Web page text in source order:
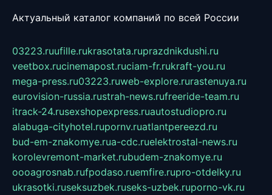
Актуальный каталог компаний по всей России
03223.ruufille.rukrasotata.ruprazdnikdushi.ru
veetbox.rucinemapost.ruciam-fr.rukraft-you.ru
mega-press.ru03223.ruweb-explore.rurastenuya.ru
eurovision-russia.rustrah-news.rufreeride-team.ru
itrack-24.rusexshopexpress.ruautostudiopro.ru
alabuga-cityhotel.rupornv.ruatlantpereezd.ru
bud-em-znakomye.rua-cdc.ruelektrostal-news.ru
korolevremont-market.rubudem-znakomye.ru
oooagrosnab.rufpodaso.ruemfire.rupro-otdelky.ru
ukrasotki.ruseksuzbek.ruseks-uzbek.ruporno-vk.ru